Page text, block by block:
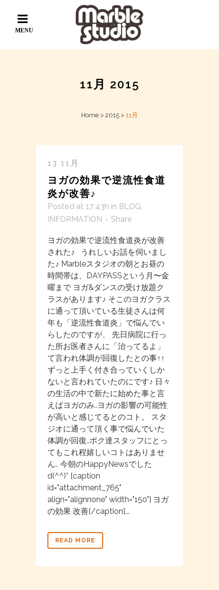
11月 2015
Home > 2015 > 11月
13 11月
ヨガの効果で逆流性食道
炎が改善♪
Posted at 17:43h in BLOG,
INFORMATION
Share
ヨガの効果で逆流性食道炎が改善
された♪ うれしいお話を伺いまし
た♪ Marbleスタジオの朝とお昼の
時間帯は、DAYPASSという月〜金
曜まで ヨガ&ダンスの受け放題ク
ラスがあります♪ そこのヨガクラス
に通って頂いている生徒さんは何
年も「逆流性食道炎」で悩んでい
らしたのですが、 先日病院に行っ
た所お医者さんに「治ってるよ」
て言われ体調が回復したとの事↑↑
ずっと上手く付き合っていくしか
ないと言われていたのにです♪ 日々
の生活の中で新たに始めた事と言
えばヨガのみ..ヨガの影響の可能性
が高いと感じてるとのコト。 スタ
ジオに通って頂く事で悩んでいた
体調が回復..ボク達スタッフにとっ
てもこれ程嬉しいコトはありませ
ん.. 今朝のHappyNewsでした
d(^^)” [caption
id="attachment_765"
align="alignnone" width="150"] ヨガ
の効果 改善[/caption]...
READ MORE